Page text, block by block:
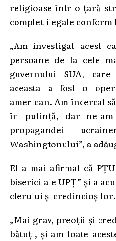
religioase într-o țară
complet ilegale conform
„Am investigat acest
persoane de la cele
guvernului SUA,
aceasta a fost o
american. Am încercat
în putință, dar ne-
propagandei
Washingtonului”, a
El a mai afirmat că
biserici ale UPȚ” și a
clerului și credincioșilor.
„Mai grav, preoții și
bătuți, și am toate